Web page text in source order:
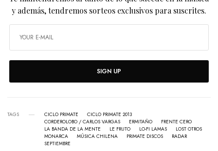
y además, tendremos sorteos exclusivos para suscrites.
SIGN UP
TAGS CICLO PRIMATE
CICLO PRIMATE 2013
CORDEROLOBO / CARLOS VARGAS
ERMITAÑO
FRENTE CERO
LA BANDA DE LA MENTE
LE FRUTO LO-FI LAMAS
LOST OTROS
MONARCA
MÚSICA CHILENA PRIMATE DISCOS
RADAR
SEPTIEMBRE